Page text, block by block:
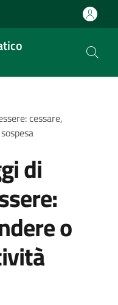
cessare,
di
o